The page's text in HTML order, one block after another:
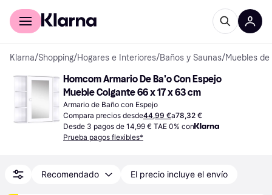
Comprar con Klarna
Klarna/Shopping/Hogares e Interiores/Baños y Saunas/Muebles
Homcom Armario De Ba'o Con Espejo
Mueble Colgante 66 x 17 x 63 cm
Armario de Baño con Espejo
Compara precios desde44,99 €a78,32 €
Desde 3 pagos de 14,99 € TAE 0% con
Prueba pagos flexibles*
Recomendado El precio incluye el envío